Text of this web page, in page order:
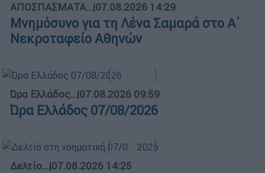
ΑΠΟΣΠΑΣΜΑΤΑ...|07.08.2026 14:29
Μνημόσυνο για τη Λένα Σαμαρά στο Α΄
Νεκροταφείο Αθηνών
Ώρα Ελλάδος...|07.08.2026 09:59
Ώρα Ελλάδος 07/08/2026
Δελτίο...|07.08.2026 14:25